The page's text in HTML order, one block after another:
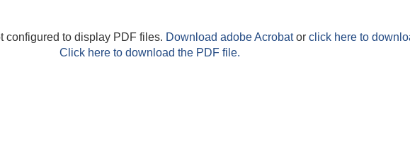
configured to display PDF files. Download adobe Acrobator click here to
Click here to download the PDF file.